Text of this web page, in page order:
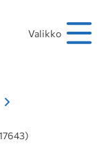
Valikko